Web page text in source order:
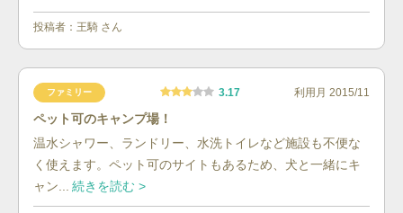
投稿者： 王騎 さん
ファミリー 3.17 利用月 2015/11
ペット可のキャンプ場！
温水シャワー、ランドリー、水洗トイレなど施設も不便な
く使えます。ペット可のサイトもあるため、犬と一緒にキ
ャン...
続きを読む >